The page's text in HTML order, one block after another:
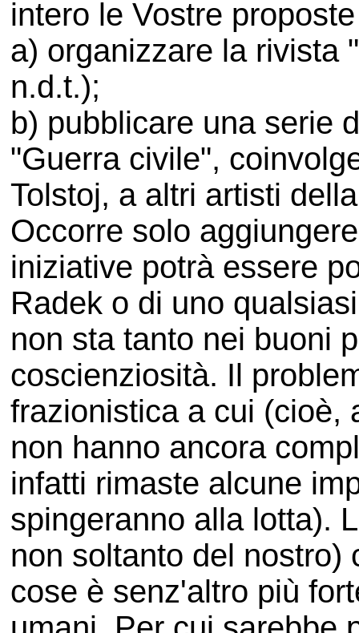
intero le Vostre
a) organizzare la rivista
n.d.t.);
b) pubblicare una serie
"Guerra civile",
Tolstoj, a altri artisti
Occorre solo
iniziative potrà essere
Radek o di uno
non sta tanto nei buoni
coscienziosità. Il
frazionistica a cui (cioè,
non hanno ancora
infatti rimaste alcune
spingeranno alla lotta).
non soltanto del nostro)
cose è senz'altro più